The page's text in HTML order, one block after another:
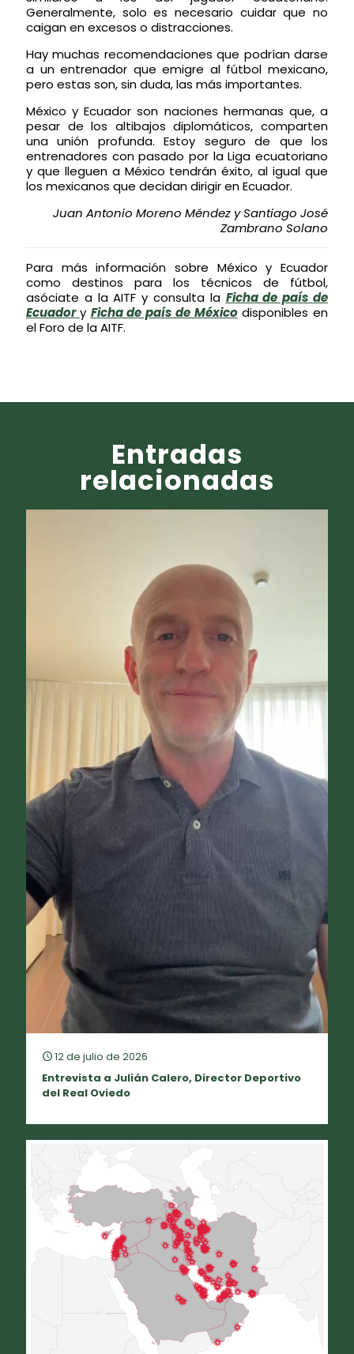
Generalmente, solo es necesario cuidar que no
caigan en excesos o distracciones.
Hay muchas recomendaciones que podrían darse
a un entrenador que emigre al fútbol mexicano,
pero estas son, sin duda, las más importantes.
México y Ecuador son naciones hermanas que, a
pesar de los altibajos diplomáticos, comparten
una unión profunda. Estoy seguro de que los
entrenadores con pasado por la Liga ecuatoriano
y que lleguen a México tendrán éxito, al igual que
los mexicanos que decidan dirigir en Ecuador.
Juan Antonio Moreno Méndez ySantiago José
Zambrano Solano
Para más información sobre México y Ecuador
como destinos para los técnicos de fútbol,
asóciate a la AITF y consulta la Ficha de país de
Ecuadory Ficha de país de Méxicodisponibles en
el Foro de la AITF.
Entradas
relacionadas
12 de julio de 2026
Entrevista a Julián Calero, Director Deportivo
del Real Oviedo